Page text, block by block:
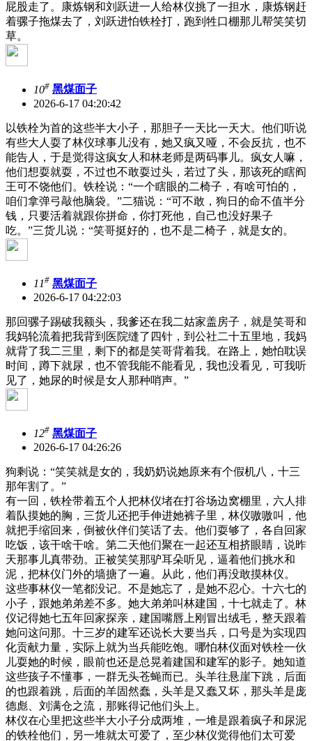
屁股走了。康炼钢和刘跃进一人给林仪挑了一担水，康炼钢赶
着骡子拖煤去了，刘跃进怕铁栓打，跑到牲口棚那儿帮笑笑切
草。
10# 黑煤面子
2026-6-17 04:20:42
以铁栓为首的这些半大小子，那胆子一天比一天大。他们听说
有些大人耍了林仪球事儿没有，她又疯又哑，不会反抗，也不
能告人，于是觉得这疯女人和林老师是两码事儿。疯女人嘛，
他们想耍就耍，不过也不敢耍过头，若过了头，那该死的瞎阎
王可不饶他们。铁栓说：“一个瞎眼的二椅子，有啥可怕的，
咱们拿弹弓敲他脑袋。”二猫说：“可不敢，狗日的命不值半分
钱，只要活着就跟你拼命，你打死他，自己也没好果子
吃。”三货儿说：“笑哥挺好的，也不是二椅子，就是女的。
11# 黑煤面子
2026-6-17 04:22:03
那回骡子踢破我额头，我爹还在我二姑家盖房子，就是笑哥和
我妈轮流着把我背到医院缝了四针，到公社二十五里地，我妈
就背了我二三里，剩下的都是笑哥背着我。在路上，她怕耽误
时间，蹲下就尿，也不管我能不能看见，我也没看见，可我听
见了，她尿的时候是女人那种哨声。”
12# 黑煤面子
2026-6-17 04:26:26
狗剩说：“笑笑就是女的，我奶奶说她原来有个假机八，十三
那年割了。”
有一回，铁栓带着五个人把林仪堵在打谷场边窝棚里，六人排
着队摸她的胸，三货儿还把手伸进她裤子里，林仪嗷嗷叫，他
就把手缩回来，倒被伙伴们笑话了去。他们耍够了，各自回家
吃饭，该干啥干啥。第二天他们聚在一起还互相挤眼睛，说昨
天那事儿真带劲。正被笑笑那驴耳朵听见，逼着他们挑水和
泥，把林仪门外的墙搪了一遍。从此，他们再没敢摸林仪。
这些事林仪一笔都没记。不是她忘了，是她不忍心。十六七的
小子，跟她弟弟差不多。她大弟弟叫林建国，十七就走了。林
仪记得她七五年回家探亲，建国嘴唇上刚冒出绒毛，整天跟着
她问这问那。十三岁的建军还说长大要当兵，口号是为实现四
化贡献力量，实际上就为当兵能吃饱。哪怕林仪面对铁栓一伙
儿耍她的时候，眼前也还是总晃着建国和建军的影子。她知道
这些孩子不懂事，一群无头苍蝇而已。头羊往悬崖下跳，后面
的也跟着跳，后面的羊固然蠢，头羊是又蠢又坏，那头羊是庞
德彪、刘满仓之流，那账得记他们头上。
林仪在心里把这些半大小子分成两堆，一堆是跟着疯子和尿泥
的铁栓他们，另一堆就太可爱了，至少林仪觉得他们太可爱